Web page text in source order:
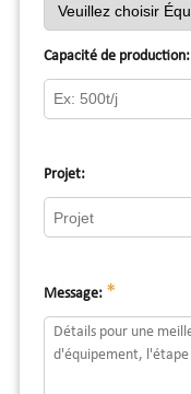
Capacité de production:
Projet:
Message: *